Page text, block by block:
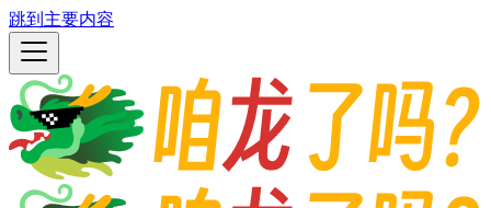
跳到主要内容